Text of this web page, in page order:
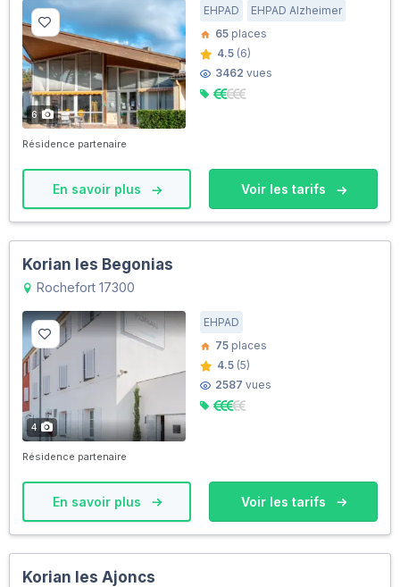
6
EHPAD
EHPAD Alzheimer
65 places
4.5 (6)
3462 vues
Résidence partenaire
En savoir plus Voir les tarifs
Korian les Begonias
Rochefort 17300
4
EHPAD
75 places
4.5 (5)
2587 vues
Résidence partenaire
En savoir plus Voir les tarifs
Korian les Ajoncs